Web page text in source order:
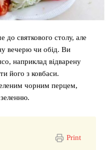
до святкового столу, але
вечерю чи обід. Ви
наприклад відварену
його з ковбаси.
чорним перцем,
Print